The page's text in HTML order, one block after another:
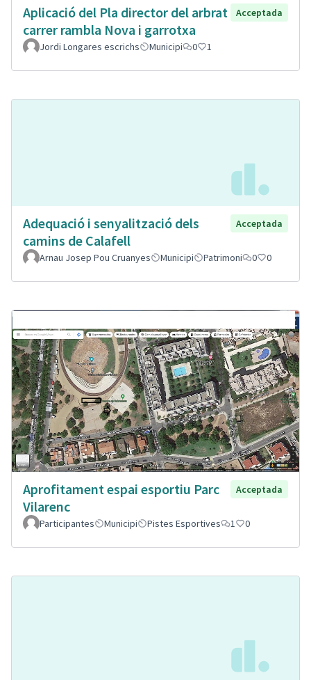
Aplicació del Pla director del arbrat
carrer rambla Nova i garrotxa
Acceptada
Jordi Longares escrichs Municipi 0 1
Adequació i senyalització dels
camins de Calafell
Acceptada
Arnau Josep Pou Cruanyes Municipi Patrimoni 0 0
Aprofitament espai esportiu Parc
Vilarenc
Acceptada
Participantes Municipi Pistes Esportives 1 0